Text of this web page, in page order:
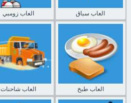
العاب زومبي العاب سباق
العاب شاحنات العاب طبخ